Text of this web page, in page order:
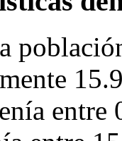
entre